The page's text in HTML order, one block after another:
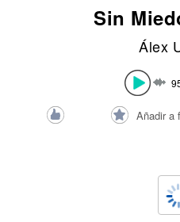
Sin
Álex
Añadir a